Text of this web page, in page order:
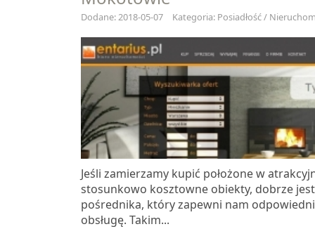
Dodane: 2018-05-07 Kategoria: Posiadłość /
Jeśli zamierzamy kupić położone w
stosunkowo kosztowne obiekty, dobrze
pośrednika, który zapewni nam
obsługę. Takim...